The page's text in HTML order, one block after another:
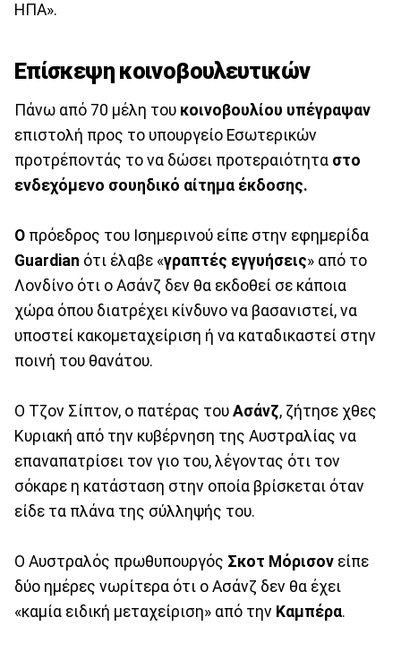
ΗΠΑ».
Επίσκεψη κοινοβουλευτικών
Πάνω από 70 μέλη του κοινοβουλίου υπέγραψαν
επιστολή προς το υπουργείο Εσωτερικών
προτρέποντάς το να δώσει προτεραιότητα στο
ενδεχόμενο σουηδικό αίτημα έκδοσης.
Ο πρόεδρος του Ισημερινού είπε στην εφημερίδα
Guardian ότι έλαβε «γραπτές εγγυήσεις» από το
Λονδίνο ότι ο Ασάνζ δεν θα εκδοθεί σε κάποια
χώρα όπου διατρέχει κίνδυνο να βασανιστεί, να
υποστεί κακομεταχείριση ή να καταδικαστεί στην
ποινή του θανάτου.
Ο Τζον Σίπτον, ο πατέρας του Ασάνζ, ζήτησε χθες
Κυριακή από την κυβέρνηση της Αυστραλίας να
επαναπατρίσει τον γιο του, λέγοντας ότι τον
σόκαρε η κατάσταση στην οποία βρίσκεται όταν
είδε τα πλάνα της σύλληψής του.
Ο Aυστραλός πρωθυπουργός Σκοτ Μόρισον είπε
δύο ημέρες νωρίτερα ότι ο Ασάνζ δεν θα έχει
«καμία ειδική μεταχείριση» από την Καμπέρα.